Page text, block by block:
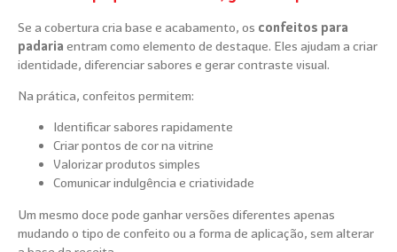
Se a cobertura cria base e acabamento, os confeitos para
padaria entram como elemento de destaque. Eles ajudam a criar
identidade, diferenciar sabores e gerar contraste visual.
Na prática, confeitos permitem:
Identificar sabores rapidamente
Criar pontos de cor na vitrine
Valorizar produtos simples
Comunicar indulgência e criatividade
Um mesmo doce pode ganhar versões diferentes apenas
mudando o tipo de confeito ou a forma de aplicação, sem alterar